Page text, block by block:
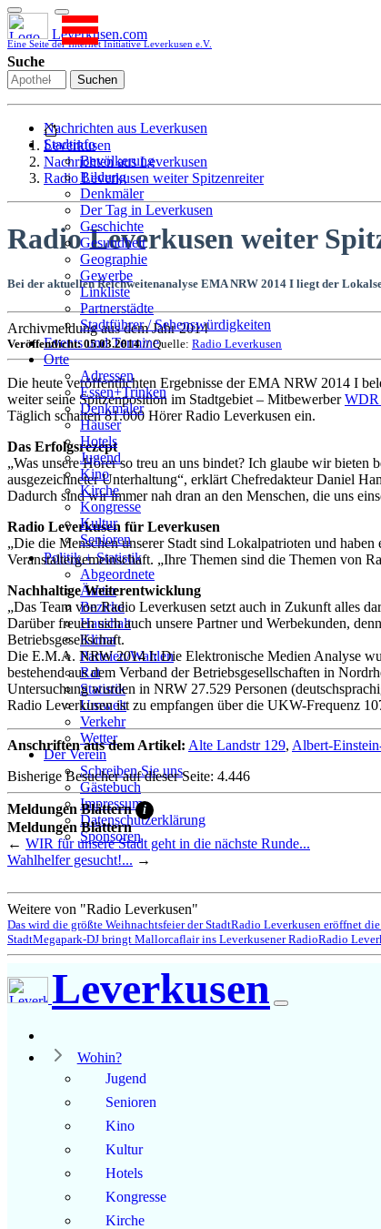
Leverkusen.com
Eine Seite der Internet Initiative Leverkusen e.V.
Suche
Suchen
Nachrichten aus Leverkusen
Stadtinfo
Bevölkerung
Bildung
Denkmäler
Der Tag in Leverkusen
Geschichte
Gesundheit
Geographie
Gewerbe
Linkliste
Partnerstädte
Stadtführer / Sehenswürdigkeiten
Stadtplan
Stadtteile
Sport
Who is who
Wohnen
Events und Termine
Orte
Adressen
Essen+Trinken
Denkmäler
Häuser
Hotels
Jugend
Kino
Kirche
Kongresse
Kultur
Senioren
Stadtführer
Straßen
Politik + Statistik
Abgeordnete
Ämter
Bezirke
Haushalt
Klima
Parteien/Wahlen
Rat
Statistik
Umwelt
Verkehr
Wetter
Der Verein
Schreiben Sie uns
Gästebuch
Impressum
Datenschutzerklärung
Sponsoren
Leverkusen
Nachrichten aus Leverkusen
Radio Leverkusen weiter Spitzenreiter
Radio Leverkusen weiter
Bei der aktuellen Reichweitenanalyse EMA NRW 2014 I liegt der
Archivmeldung aus dem Jahr 2014
Veröffentlicht: 05.03.2014// Quelle: Radio Leverkusen
Die heute veröffentlichten Ergebnisse der EMA NRW 2014 I
weiter seine Spitzenposition im Stadtgebiet – MitbewerberWDR
Täglich schalten 81.000 Hörer Radio Leverkusen ein.
Das Erfolgsrezept
„Was unsere Hörer so treu an uns bindet? Ich glaube wir bieten
ausgezeichneter Unterhaltung“, erklärt Chefredakteur Daniel
Dadurch sind wir immer nah dran an den Menschen, die uns
Radio Leverkusen für Leverkusen
„Die die Menschen unserer Stadt sind Lokalpatrioten und
Veranstaltergemeinschaft. „Ihre Themen sind die Themen von
Nachhaltige Weiterentwicklung
„Das Team von Radio Leverkusen setzt auch in Zukunft alles
Darüber freuen sich auch unsere Partner und Werbekunden,
Betriebsgesellschaft.
Die E.M.A. NRW 2014 I: Die Elektronische Medien Analyse
bestehend aus dem Verband der Betriebsgesellschaften in
Untersuchung wurden in NRW 27.529 Personen
Radio Leverkusen ist zu empfangen über die UKW-Frequenz
Anschriften aus dem Artikel: Alte Landstr 129, Albert-
Bisherige Besucher auf dieser Seite: 4.446
Meldungen Blättern i
Meldungen Blättern
← WIR für unsere Stadt geht in die nächste Runde...
Wahlhelfer gesucht!... →
Weitere von "Radio Leverkusen"
Das wird die größte Weihnachtsfeier der StadtRadio Leverkusen eröffnet
StadtMegapark-DJ bringt Mallorcaflair ins Leverkusener RadioRadio
Leverkusen
Wohin?
Jugend
Senioren
Kino
Kultur
Hotels
Kongresse
Kirche